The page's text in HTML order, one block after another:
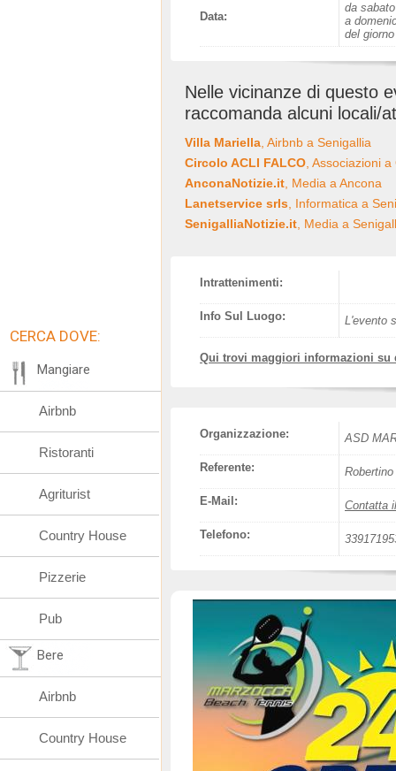
Data:
da
a
del
Nelle vicinanze di questo
raccomanda alcuni locali/
Villa Mariella , Airbnb a Senigallia
Circolo ACLI FALCO , Associazioni
AnconaNotizie.it , Media a Ancona
Lanetservice srls , Informatica a
SenigalliaNotizie.it , Media a
Intrattenimenti:
Info Sul Luogo: L'evento
Qui trovi maggiori informazioni su
Organizzazione: ASD
Referente:
E-Mail: Contatta
Telefono:
CERCA DOVE:
Mangiare
Airbnb
Ristoranti
Agriturist
Country House
Pizzerie
Pub
Bere
Airbnb
Country House